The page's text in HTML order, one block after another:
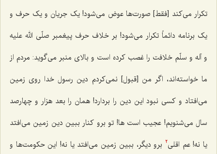
تکرار مى‌کند [فقط] صورت‌ها عوض مى‌شود! یک جریان و یک حرف و
یک برنامه دائماً تکرار مى‌شود! بر خلاف حرف پیغمبر صلّی الله علیه
و آله و سلّم خلافت را غصب کرده است و بالاى منبر مى‌گوید: مردم از
ما خواسته‌اند، اگر من [قبول] نمى‌کردم دین رسول خدا روى زمین
مى‌افتاد و کسى نبود این دین را بردارد! همان را بعد هزار و چهارصد
سال مى‌شنویم! عجیب است‌ ها! تو برو کنار ببین دین زمین مى‌افتد
یا نه! عم اقلى2 برو دیگر، ببین زمین مى‌افتد یا نه! این حکومت‌ها و